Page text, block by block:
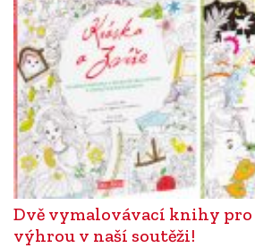
Dvě vymalovávací knihy pro
výhrou v naší soutěži!